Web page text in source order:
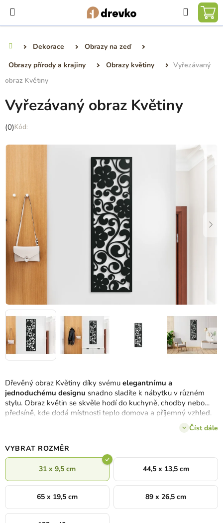
obsah
Hledat
Dekorace
Obrazy na zeď
Obrazy přírody a krajiny
Obrazy květiny
Vyřezávaný
obraz Květiny
Dřevěný obraz Květiny díky svému elegantnímu a
jednoduchému designu snadno sladíte k nábytku v různém
stylu. Obraz květin se skvěle hodí do kuchyně, chodby nebo
předsíně, kde dodá místnosti teplo domova a příjemný vzhled.
Číst dále
VYBRAT ROZMĚR
31 x 9,5 cm 44,5 x 13,5 cm
65 x 19,5 cm 89 x 26,5 cm
Vyřezávaný obraz Květiny
Průměrné
produktu
hvězdiček.
(0)